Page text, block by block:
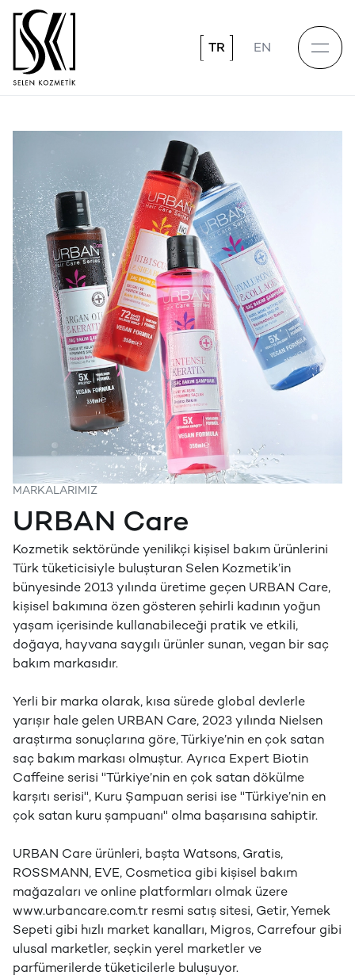
TR EN
MARKALARIMIZ
URBAN Care
Kozmetik sektöründe yenilikçi kişisel bakım ürünlerini
Türk tüketicisiyle buluşturan Selen Kozmetik’in
bünyesinde 2013 yılında üretime geçen URBAN Care,
kişisel bakımına özen gösteren şehirli kadının yoğun
yaşam içerisinde kullanabileceği pratik ve etkili,
doğaya, hayvana saygılı ürünler sunan, vegan bir saç
bakım markasıdır.
Yerli bir marka olarak, kısa sürede global devlerle
yarışır hale gelen URBAN Care, 2023 yılında Nielsen
araştırma sonuçlarına göre, Türkiye’nin en çok satan
saç bakım markası olmuştur. Ayrıca Expert Biotin
Caffeine serisi ''Türkiye’nin en çok satan dökülme
karşıtı serisi'', Kuru Şampuan serisi ise ''Türkiye’nin en
çok satan kuru şampuanı'' olma başarısına sahiptir.
URBAN Care ürünleri, başta Watsons, Gratis,
ROSSMANN, EVE, Cosmetica gibi kişisel bakım
mağazaları ve online platformları olmak üzere
⁠www.urbancare.com.tr resmi satış sitesi, Getir, Yemek
Sepeti gibi hızlı market kanalları, ⁠Migros, Carrefour gibi
ulusal marketler, seçkin yerel marketler ve
parfümerilerde tüketicilerle buluşuyor.